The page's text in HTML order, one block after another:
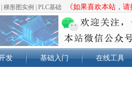
梯形图实例 PLC基础 《如果喜欢本站，
发 基础入门 在线工具